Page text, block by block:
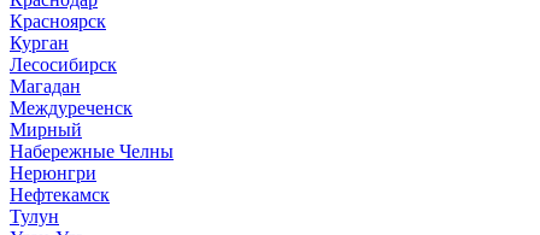
Красноярск
Курган
Лесосибирск
Магадан
Междуреченск
Мирный
Набережные Челны
Нерюнгри
Нефтекамск
Тулун